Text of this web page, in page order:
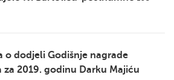
o dodjeli Godišnje nagrade
za 2019. godinu Darku Majiću